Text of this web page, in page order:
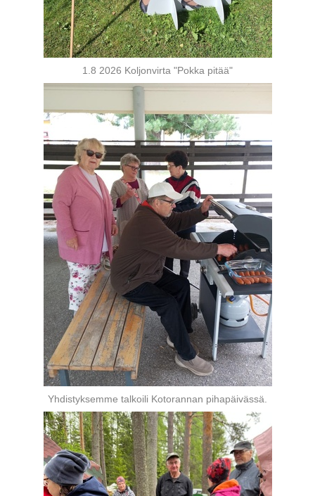
1.8 2026 Koljonvirta "Pokka pitää"
Yhdistyksemme talkoili Kotorannan pihapäivässä.